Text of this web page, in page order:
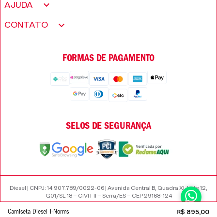
Camiseta Diesel T-Norms R$ 895,00
Trabalhe conosco
Meus pedidos
AJUDA
Encontre uma loja
Seja um revendedor
CONTATO
FORMAS DE PAGAMENTO
SELOS DE SEGURANÇA
Diesel | CNPJ: 14.907.789/0022-06 | Avenida Central B, Quadra XI, Lote 12,
G01/SL 18 – CIVIT II – Serra/ES – CEP 29168-124